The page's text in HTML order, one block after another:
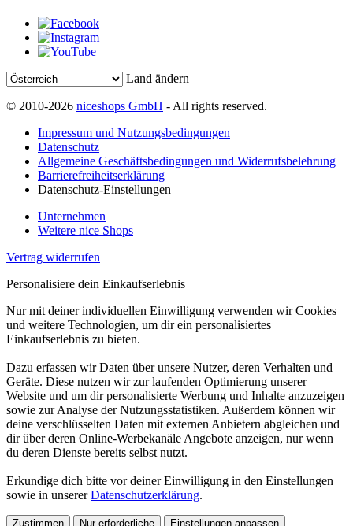
Land ändern
© 2010-2026 niceshops GmbH - All rights reserved.
Impressum und Nutzungsbedingungen
Datenschutz
Allgemeine Geschäftsbedingungen und Widerrufsbelehrung
Barrierefreiheitserklärung
Datenschutz-Einstellungen
Unternehmen
Weitere nice Shops
Vertrag widerrufen
Personalisiere dein Einkaufserlebnis
Nur mit deiner individuellen Einwilligung verwenden wir Cookies
und weitere Technologien, um dir ein personalisiertes
Einkaufserlebnis zu bieten.
Dazu erfassen wir Daten über unsere Nutzer, deren Verhalten und
Geräte. Diese nutzen wir zur laufenden Optimierung unserer
Website und um dir personalisierte Werbung und Inhalte anzuzeigen
sowie zur Analyse der Nutzungsstatistiken. Außerdem können wir
deine verschlüsselten Daten mit externen Anbietern abgleichen und
dir über deren Online-Werbekanäle Angebote anzeigen, nur wenn
du deren Dienste bereits selbst nutzt.
Erkundige dich bitte vor deiner Einwilligung in den Einstellungen
sowie in unsererDatenschutzerklärung.
Zustimmen Nur erforderliche Einstellungen anpassen